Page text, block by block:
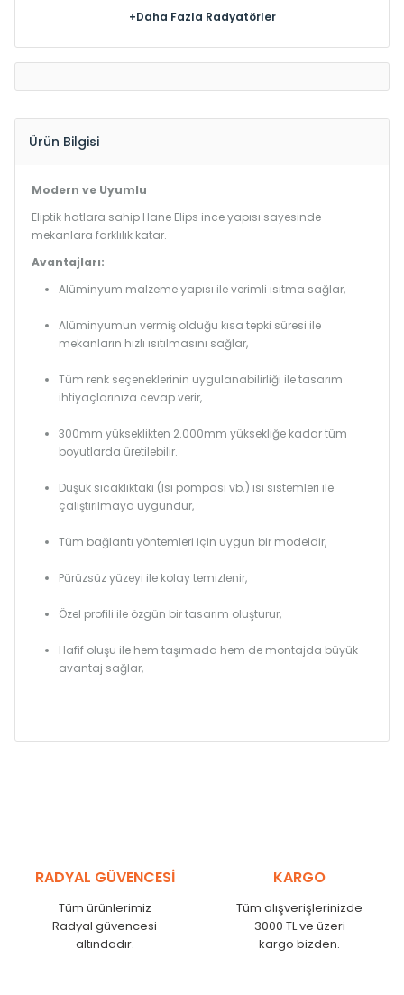
+Daha Fazla Radyatörler
Ürün Bilgisi
Modern ve Uyumlu
Eliptik hatlara sahip Hane Elips ince yapısı sayesinde
mekanlara farklılık katar.
Avantajları:
Alüminyum malzeme yapısı ile verimli ısıtma sağlar,
Alüminyumun vermiş olduğu kısa tepki süresi ile
mekanların hızlı ısıtılmasını sağlar,
Tüm renk seçeneklerinin uygulanabilirliği ile tasarım
ihtiyaçlarınıza cevap verir,
300mm yükseklikten 2.000mm yüksekliğe kadar tüm
boyutlarda üretilebilir.
Düşük sıcaklıktaki (Isı pompası vb.) ısı sistemleri ile
çalıştırılmaya uygundur,
Tüm bağlantı yöntemleri için uygun bir modeldir,
Pürüzsüz yüzeyi ile kolay temizlenir,
Özel profili ile özgün bir tasarım oluşturur,
Hafif oluşu ile hem taşımada hem de montajda büyük
avantaj sağlar,
RADYAL GÜVENCESİ
Tüm ürünlerimiz
Radyal güvencesi
altındadır.
KARGO
Tüm alışverişlerinizde
3000 TL ve üzeri
kargo bizden.